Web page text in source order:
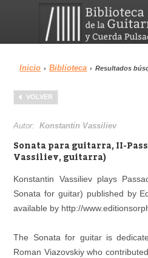
Menu
Biblioteca
Área personal
Inicio › Biblioteca › Resultados
VOLVER
Autor:Konstantin Vassiliev
Sonata para guitarra, II-
Vassiliev, guitarra)
Konstantin Vassiliev plays
Sonata for guitar) published by
available by http://
The Sonata for guitar is
Roman Viazovskiy who